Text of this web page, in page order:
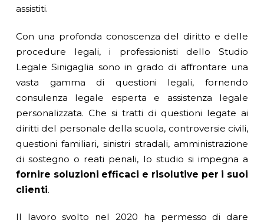
assistiti.
Con una profonda conoscenza del diritto e delle
procedure legali, i professionisti dello Studio
Legale Sinigaglia sono in grado di affrontare una
vasta gamma di questioni legali, fornendo
consulenza legale esperta e assistenza legale
personalizzata. Che si tratti di questioni legate ai
diritti del personale della scuola, controversie civili,
questioni familiari, sinistri stradali, amministrazione
di sostegno o reati penali, lo studio si impegna a
fornire soluzioni efficaci e risolutive per i suoi
clienti.
Il lavoro svolto nel 2020 ha permesso di dare